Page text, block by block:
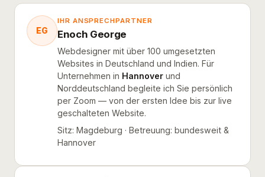
EG
IHR ANSPRECHPARTNER
Enoch George
Webdesigner mit über 100 umgesetzten
Websites in Deutschland und Indien. Für
Unternehmen in Hannover und
Norddeutschland begleite ich Sie persönlich
per Zoom — von der ersten Idee bis zur live
geschalteten Website.
Sitz: Magdeburg · Betreuung: bundesweit &
Hannover